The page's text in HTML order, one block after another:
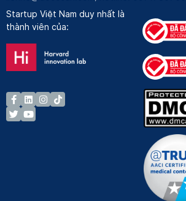
Startup Việt Nam duy nhất là
thành viên của: